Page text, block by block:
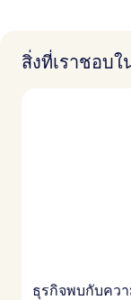
สิ่งที่เราชอบ
ธุรกิจพบกับคว